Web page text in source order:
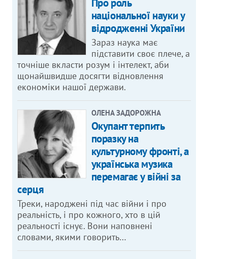
Про роль
національної науки у
відродженні України
Зараз наука має
підставити своє плече, а
точніше вкласти розум і інтелект, аби
щонайшвидше досягти відновлення
економіки нашої держави.
ОЛЕНА ЗАДОРОЖНА
Окупант терпить
поразку на
культурному фронті, а
українська музика
перемагає у війні за
серця
Треки, народжені під час війни і про
реальність, і про кожного, хто в цій
реальності існує. Вони наповнені
словами, якими говорить…